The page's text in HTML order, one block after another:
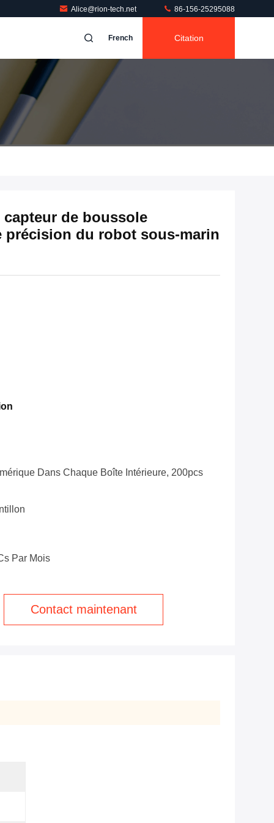
Alice@rion-tech.net 86-156-25295088
French Citation
capteur de boussole
précision du robot sous-marin
Dans Chaque Boîte Intérieure, 200pcs
Par Mois
Contact maintenant